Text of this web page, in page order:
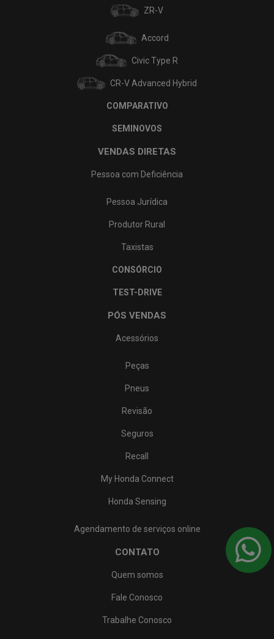
New City
ZR-V
Accord
Civic Type R
CR-V Advanced Hybrid
COMPARATIVO
SEMINOVOS
VENDAS DIRETAS
Pessoa com Deficiência
Pessoa Jurídica
Produtor Rural
Taxistas
CONSÓRCIO
TEST-DRIVE
PÓS VENDAS
Acessórios
Peças
Pneus
Revisão
Seguros
Recall
My Honda Connect
Honda Sensing
Agendamento de serviços online
CONTATO
Quem somos
Fale Conosco